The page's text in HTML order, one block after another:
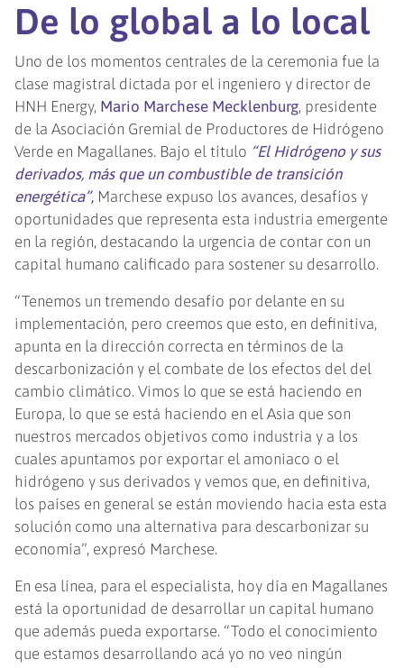
De lo global a lo local
Uno de los momentos centrales de la ceremonia fue la
clase magistral dictada por el ingeniero y director de
HNH Energy, Mario Marchese Mecklenburg, presidente
de la Asociación Gremial de Productores de Hidrógeno
Verde en Magallanes. Bajo el título “El Hidrógeno y sus
derivados, más que un combustible de transición
energética”, Marchese expuso los avances, desafíos y
oportunidades que representa esta industria emergente
en la región, destacando la urgencia de contar con un
capital humano calificado para sostener su desarrollo.
“Tenemos un tremendo desafío por delante en su
implementación, pero creemos que esto, en definitiva,
apunta en la dirección correcta en términos de la
descarbonización y el combate de los efectos del del
cambio climático. Vimos lo que se está haciendo en
Europa, lo que se está haciendo en el Asia que son
nuestros mercados objetivos como industria y a los
cuales apuntamos por exportar el amoniaco o el
hidrógeno y sus derivados y vemos que, en definitiva,
los países en general se están moviendo hacia esta esta
solución como una alternativa para descarbonizar su
economía”, expresó Marchese.
En esa línea, para el especialista, hoy día en Magallanes
está la oportunidad de desarrollar un capital humano
que además pueda exportarse. “Todo el conocimiento
que estamos desarrollando acá yo no veo ningún